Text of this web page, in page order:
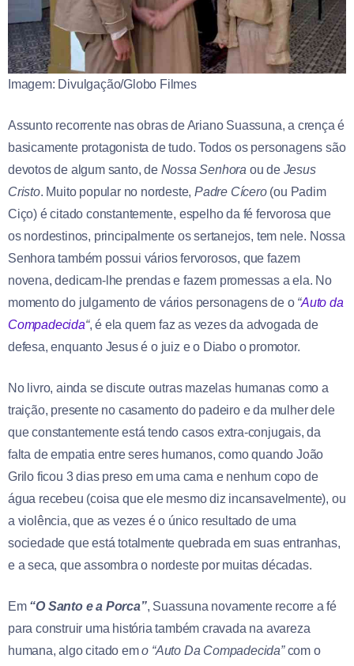
Imagem: Divulgação/Globo Filmes
Assunto recorrente nas obras de Ariano Suassuna, a crença é
basicamente protagonista de tudo. Todos os personagens são
devotos de algum santo, de Nossa Senhora ou de Jesus
Cristo. Muito popular no nordeste,Padre Cícero(ou Padim
Ciço) é citado constantemente, espelho da fé fervorosa que
os nordestinos, principalmente os sertanejos, tem nele. Nossa
Senhora também possui vários fervorosos, que fazem
novena, dedicam-lhe prendas e fazem promessas a ela. No
momento do julgamento de vários personagens de o “Auto da
Compadecida“, é ela quem faz as vezes da advogada de
defesa, enquanto Jesus é o juiz e o Diabo o promotor.
No livro, ainda se discute outras mazelas humanas como a
traição, presente no casamento do padeiro e da mulher dele
que constantemente está tendo casos extra-conjugais, da
falta de empatia entre seres humanos, como quando João
Grilo ficou 3 dias preso em uma cama e nenhum copo de
água recebeu (coisa que ele mesmo diz incansavelmente), ou
a violência, que as vezes é o único resultado de uma
sociedade que está totalmente quebrada em suas entranhas,
e a seca, que assombra o nordeste por muitas décadas.
Em “O Santo e a Porca”, Suassuna novamente recorre a fé
para construir uma história também cravada na avareza
humana, algo citado emo “Auto Da Compadecida”com o